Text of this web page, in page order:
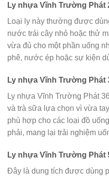
Ly nhựa Vĩnh Trường Phát
Loại ly này thường được
nước trái cây nhỏ hoặc thử
vừa đủ cho một phần uống
phê, nước ép hoặc sự kiện
Ly nhựa Vĩnh Trường Phát
Ly nhựa Vĩnh Trường Phát
và trà sữa lựa chọn vì vừa
phù hợp cho các loại đồ
phải, mang lại trải nghiệm
Ly nhựa Vĩnh Trường Phát
Đây là dung tích được dùng